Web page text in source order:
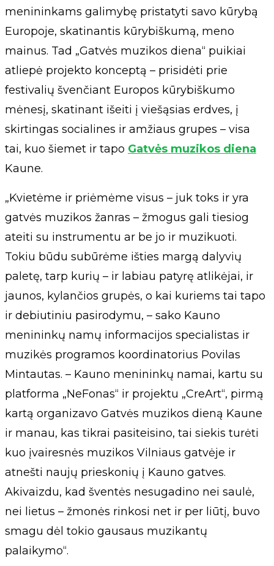
menininkams galimybę pristatyti savo kūrybą
Europoje, skatinantis kūrybiškumą, meno
mainus. Tad „Gatvės muzikos diena“ puikiai
atliepė projekto konceptą – prisidėti prie
festivalių švenčiant Europos kūrybiškumo
mėnesį, skatinant išeiti į viešąsias erdves, į
skirtingas socialines ir amžiaus grupes – visa
tai, kuo šiemet ir tapo Gatvės muzikos diena
Kaune.
„Kvietėme ir priėmėme visus – juk toks ir yra
gatvės muzikos žanras – žmogus gali tiesiog
ateiti su instrumentu ar be jo ir muzikuoti.
Tokiu būdu subūrėme išties margą dalyvių
paletę, tarp kurių – ir labiau patyrę atlikėjai, ir
jaunos, kylančios grupės, o kai kuriems tai tapo
ir debiutiniu pasirodymu, – sako Kauno
menininkų namų informacijos specialistas ir
muzikės programos koordinatorius Povilas
Mintautas. – Kauno menininkų namai, kartu su
platforma „NeFonas“ ir projektu „CreArt“, pirmą
kartą organizavo Gatvės muzikos dieną Kaune
ir manau, kas tikrai pasiteisino, tai siekis turėti
kuo įvairesnės muzikos Vilniaus gatvėje ir
atnešti naujų prieskonių į Kauno gatves.
Akivaizdu, kad šventės nesugadino nei saulė,
nei lietus – žmonės rinkosi net ir per liūtį, buvo
smagu dėl tokio gausaus muzikantų
palaikymo“.